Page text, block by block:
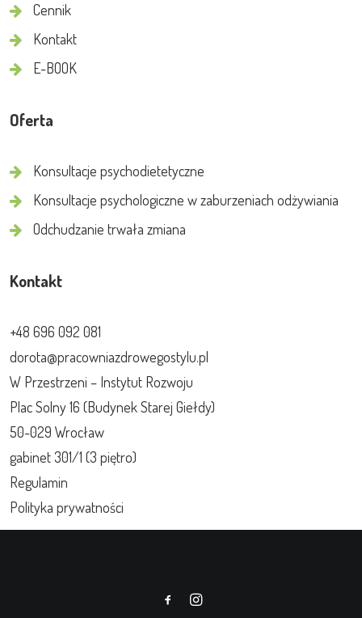
Cennik
Kontakt
E-BOOK
Oferta
Konsultacje psychodietetyczne
Konsultacje psychologiczne w zaburzeniach odżywiania
Odchudzanie trwała zmiana
Kontakt
+48 696 092 081
dorota@pracowniazdrowegostylu.pl
W Przestrzeni – Instytut Rozwoju
Plac Solny 16 (Budynek Starej Giełdy)
50-029 Wrocław
gabinet 301/1 (3 piętro)
Regulamin
Polityka prywatności